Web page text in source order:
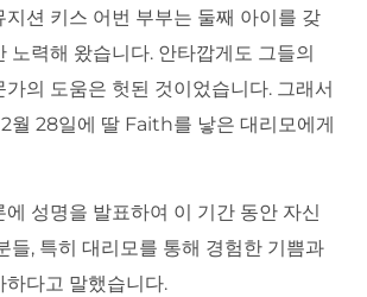
지션 키스 어번 부부는 둘째 아이를 갖
노력해 왔습니다. 안타깝게도 그들의
가의 도움은 헛된 것이었습니다. 그래서
월 28일에 딸 Faith를 낳은 대리모에게
에 성명을 발표하여 이 기간 동안 자신
들, 특히 대리모를 통해 경험한 기쁨과
하다고 말했습니다.